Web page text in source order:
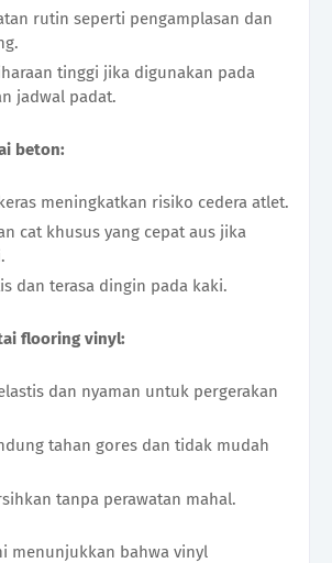
rutin seperti pengamplasan dan
tinggi jika digunakan pada
jadwal padat.
beton:
meningkatkan risiko cedera atlet.
cat khusus yang cepat aus jika
dan terasa dingin pada kaki.
flooring vinyl:
dan nyaman untuk pergerakan
tahan gores dan tidak mudah
tanpa perawatan mahal.
menunjukkan bahwa vinyl